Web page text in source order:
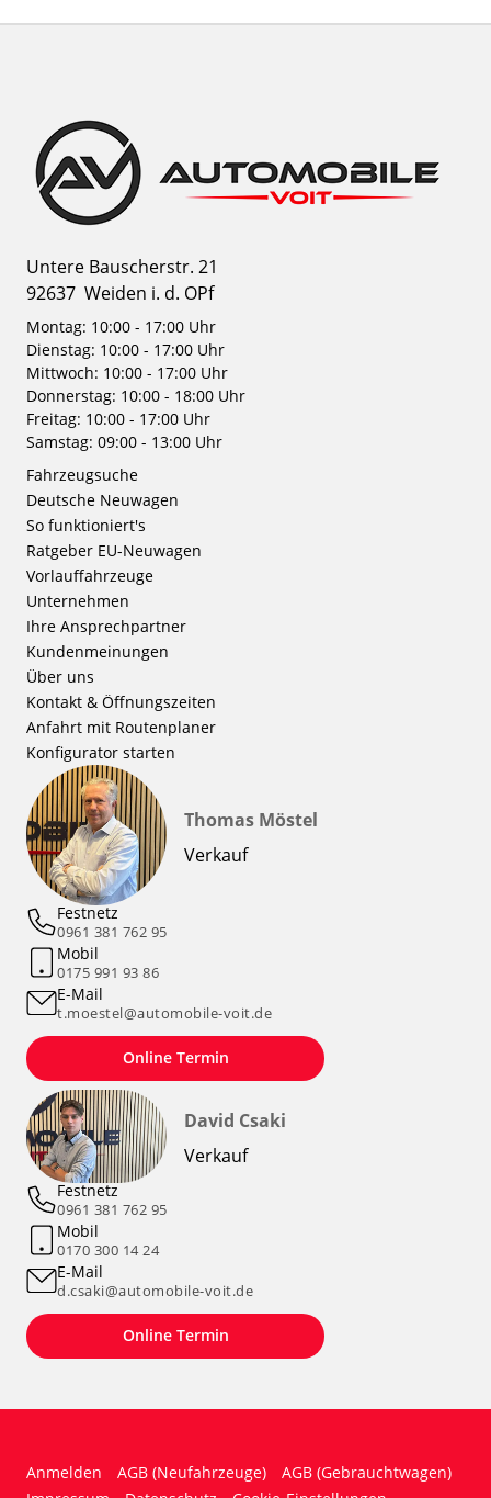
Untere Bauscherstr. 21
92637 Weiden i. d. OPf
Montag: 10:00 - 17:00 Uhr
Dienstag: 10:00 - 17:00 Uhr
Mittwoch: 10:00 - 17:00 Uhr
Donnerstag: 10:00 - 18:00 Uhr
Freitag: 10:00 - 17:00 Uhr
Samstag: 09:00 - 13:00 Uhr
Fahrzeugsuche
Deutsche Neuwagen
So funktioniert's
Ratgeber EU-Neuwagen
Vorlauffahrzeuge
Unternehmen
Ihre Ansprechpartner
Kundenmeinungen
Über uns
Kontakt & Öffnungszeiten
Anfahrt mit Routenplaner
Konfigurator starten
Thomas Möstel
Verkauf
Festnetz
0961 381 762 95
Mobil
0175 991 93 86
E-Mail
t.moestel@automobile-voit.de
Online Termin
David Csaki
Verkauf
Festnetz
0961 381 762 95
Mobil
0170 300 14 24
E-Mail
d.csaki@automobile-voit.de
Online Termin
Anmelden AGB (Neufahrzeuge)
AGB (Gebrauchtwagen)